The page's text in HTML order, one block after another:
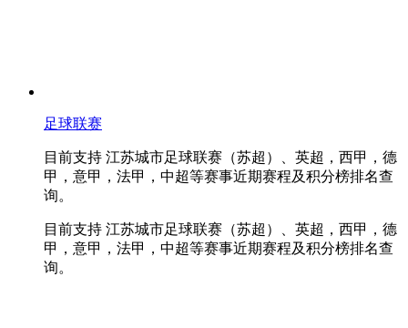
足球联赛
目前支持 江苏城市足球联赛（苏超）、英超，西甲，德
甲，意甲，法甲，中超等赛事近期赛程及积分榜排名查
询。
目前支持 江苏城市足球联赛（苏超）、英超，西甲，德
甲，意甲，法甲，中超等赛事近期赛程及积分榜排名查
询。